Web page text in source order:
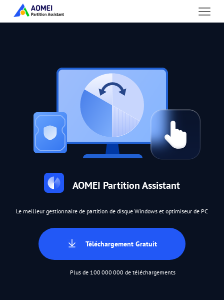
AOMEI Partition Assistant
Le meilleur gestionnaire de partition de disque Windows et optimiseur de PC
Téléchargement Gratuit
Plus de 100 000 000 de téléchargements